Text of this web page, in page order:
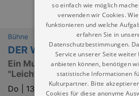
Bühne
DER WANDERER ÜBER
Ein Musical mit der Musik aus
"Leichtes Gepäck" von
Do | 13.08.2026 | 19:30
so einfach wie möglich
verwenden wir Cookies.
funktionieren und welche
erfahren Sie in
Datenschutzbestimmungen.
Service unserer Seite weiter
anbieten können, benötigen
statistische Informationen
Kulturpartner. Bitte
Cookies für diese anonyme